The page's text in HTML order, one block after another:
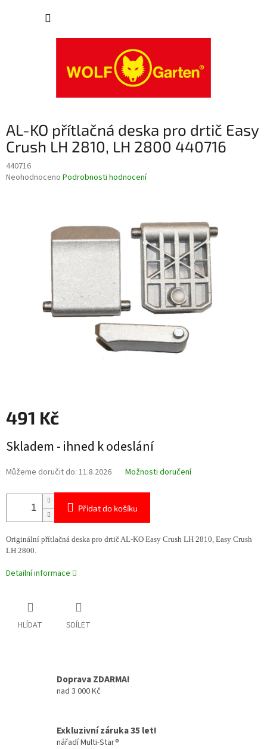
AL-KO přítlačná deska pro drtič Easy
Crush LH 2810, LH 2800 440716
440716
Průměrné
Neohodnoceno Podrobnosti hodnocení
491 Kč
cena:
Skladem - ihned k odeslání
Můžeme doručit do: 11.8.2026 Možnosti doručení
Přidat do košíku
Originální přítlačná deska pro drtič AL-KO Easy Crush LH 2810, Easy Crush
LH 2800.
Detailní informace
HLÍDAT SDÍLET
Doprava ZDARMA!
nad 3 000 Kč
Exkluzivní záruka 35 let!
nářadí Multi-Star®